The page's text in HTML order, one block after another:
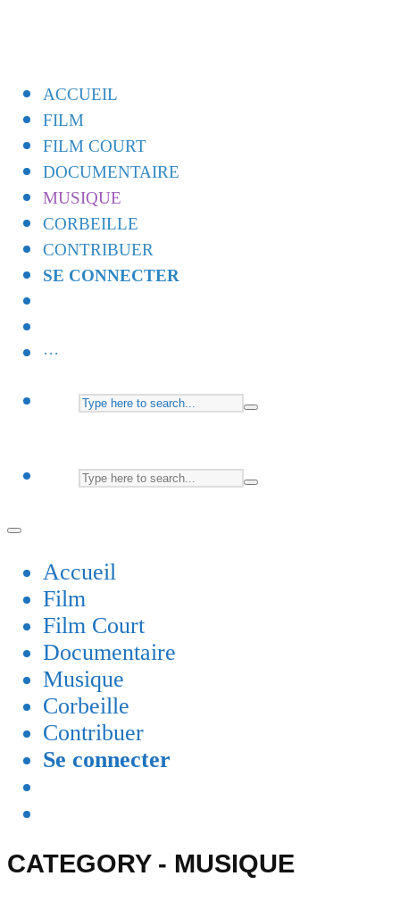
ACCUEIL
FILM
FILM COURT
DOCUMENTAIRE
MUSIQUE
CORBEILLE
CONTRIBUER
SE CONNECTER
···
Accueil
Film
Film Court
Documentaire
Musique
Corbeille
Contribuer
Se connecter
CATEGORY - MUSIQUE